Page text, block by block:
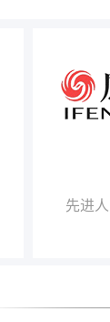
【腾讯】
+行业领军
【瑞方】
先进